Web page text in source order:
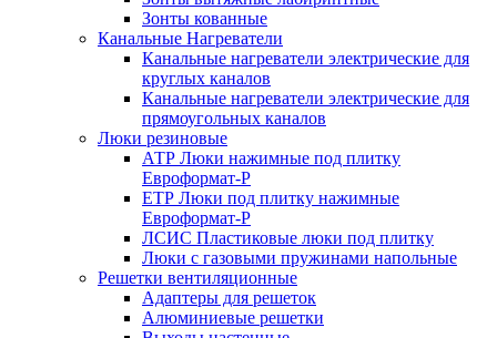
Зонты кованные
Канальные Нагреватели
Канальные нагреватели электрические для
круглых каналов
Канальные нагреватели электрические для
прямоугольных каналов
Люки резиновые
АТР Люки нажимные под плитку
Евроформат-Р
ЕТР Люки под плитку нажимные
Евроформат-Р
ЛСИС Пластиковые люки под плитку
Люки с газовыми пружинами напольные
Решетки вентиляционные
Адаптеры для решеток
Алюминиевые решетки